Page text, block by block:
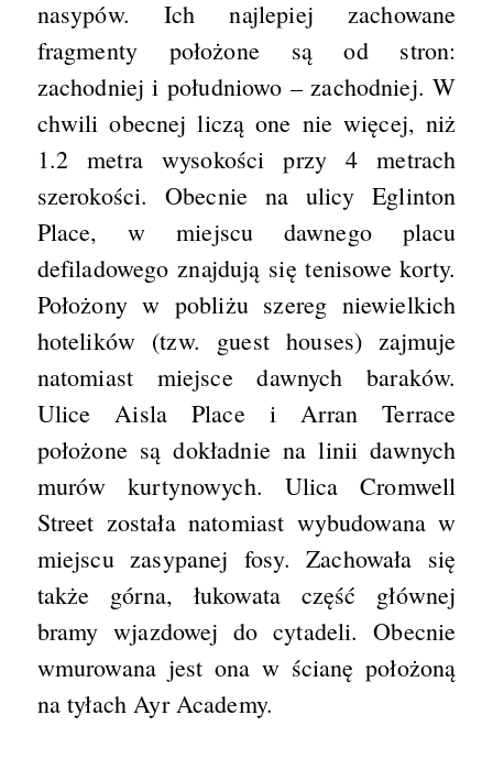
nasypów. Ich najlepiej zachowane
fragmenty położone są od stron:
zachodniej i południowo – zachodniej. W
chwili obecnej liczą one nie więcej, niż
1.2 metra wysokości przy 4 metrach
szerokości. Obecnie na ulicy Eglinton
Place, w miejscu dawnego placu
defiladowego znajdują się tenisowe korty.
Położony w pobliżu szereg niewielkich
hotelików (tzw. guest houses) zajmuje
natomiast miejsce dawnych baraków.
Ulice Aisla Place i Arran Terrace
położone są dokładnie na linii dawnych
murów kurtynowych. Ulica Cromwell
Street została natomiast wybudowana w
miejscu zasypanej fosy. Zachowała się
także górna, łukowata część głównej
bramy wjazdowej do cytadeli. Obecnie
wmurowana jest ona w ścianę położoną
na tyłach Ayr Academy.